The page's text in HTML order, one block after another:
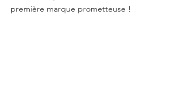
première marque prometteuse !